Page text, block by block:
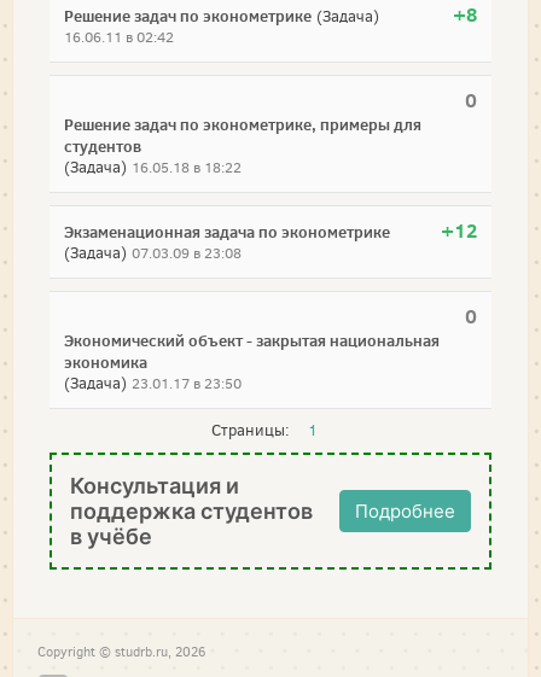
+8
Решение задач по эконометрике (Задача)
16.06.11 в 02:42
0
Решение задач по эконометрике, примеры для
студентов
(Задача) 16.05.18 в 18:22
+12
Экзаменационная задача по эконометрике
(Задача) 07.03.09 в 23:08
0
Экономический объект - закрытая национальная
экономика
(Задача) 23.01.17 в 23:50
Страницы: 1
Консультация и
поддержка студентов
в учёбе
Подробнее
Copyright © studrb.ru, 2026